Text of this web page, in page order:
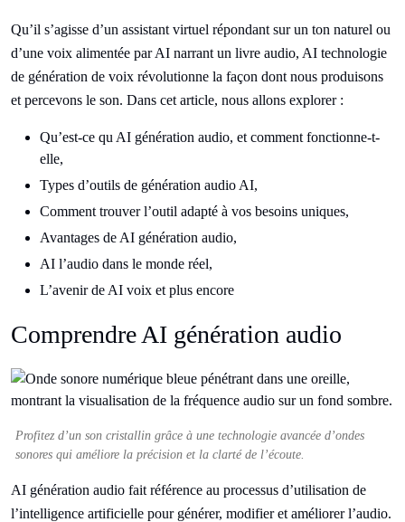
Qu’il s’agisse d’un assistant virtuel répondant sur un ton naturel ou
d’une voix alimentée par AI narrant un livre audio, AI technologie
de génération de voix révolutionne la façon dont nous produisons
et percevons le son. Dans cet article, nous allons explorer :
Qu’est-ce qu AI génération audio, et comment fonctionne-t-
elle,
Types d’outils de génération audio AI,
Comment trouver l’outil adapté à vos besoins uniques,
Avantages de AI génération audio,
AI l’audio dans le monde réel,
L’avenir de AI voix et plus encore
Comprendre AI génération audio
Profitez d’un son cristallin grâce à une technologie avancée d’ondes
sonores qui améliore la précision et la clarté de l’écoute.
AI génération audio fait référence au processus d’utilisation de
l’intelligence artificielle pour générer, modifier et améliorer l’audio.